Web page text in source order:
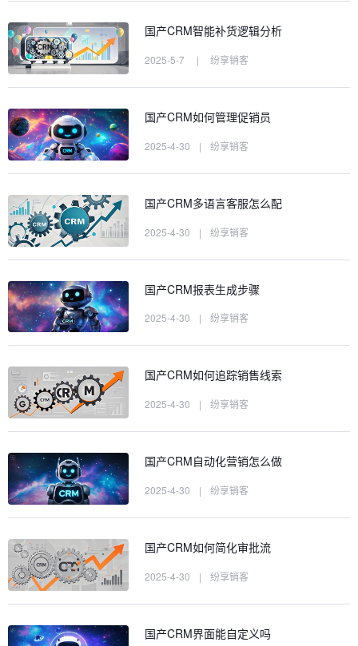
国产CRM智能补货逻辑分析
2025-5-7 | 纷享销客
国产CRM如何管理促销员
2025-4-30 | 纷享销客
国产CRM多语言客服怎么配
2025-4-30 | 纷享销客
国产CRM报表生成步骤
2025-4-30 | 纷享销客
国产CRM如何追踪销售线索
2025-4-30 | 纷享销客
国产CRM自动化营销怎么做
2025-4-30 | 纷享销客
国产CRM如何简化审批流
2025-4-30 | 纷享销客
国产CRM界面能自定义吗